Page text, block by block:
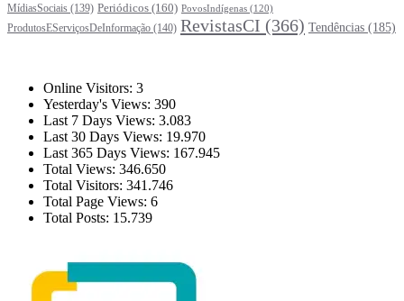
MídiasSociais (139) Periódicos (160) PovosIndígenas (120)
ProdutosEServiçosDeInformação (140) RevistasCI (366) Tendências (185)
Online Visitors: 3
Yesterday's Views: 390
Last 7 Days Views: 3.083
Last 30 Days Views: 19.970
Last 365 Days Views: 167.945
Total Views: 346.650
Total Visitors: 341.746
Total Page Views: 6
Total Posts: 15.739